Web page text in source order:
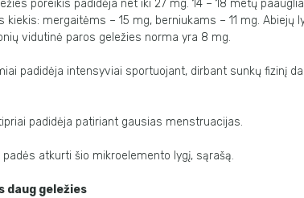
poreikis padidėja net iki 27 mg. 14 – 18 metų
kiekis: mergaitėms – 15 mg, berniukams – 11 mg. Abiejų
vidutinė paros geležies norma yra 8 mg.
padidėja intensyviai sportuojant, dirbant sunkų fizinį
padidėja patiriant gausias menstruacijas.
atkurti šio mikroelemento lygį, sąrašą.
daug geležies